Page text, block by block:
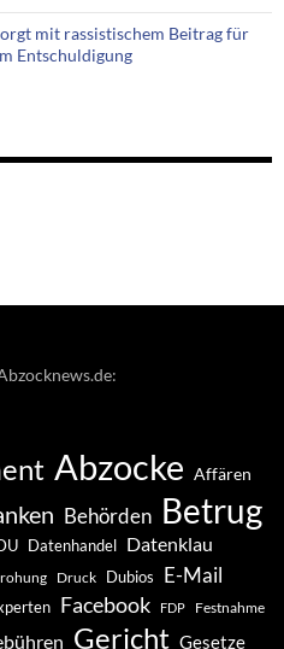
mit rassistischem Beitrag für
Entschuldigung
Abzocke Affären
Behörden Betrug
Datenhandel Datenklau
Druck Dubios E-Mail
Facebook FDP Festnahme
Gericht Gesetze